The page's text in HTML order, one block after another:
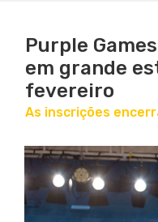
Purple
em grande
fevereiro
As inscrições